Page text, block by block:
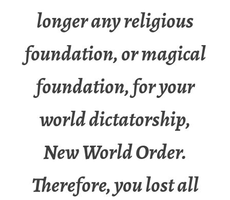
longer any religious
foundation, or magical
foundation, for your
world dictatorship,
New World Order.
Therefore, you lost all